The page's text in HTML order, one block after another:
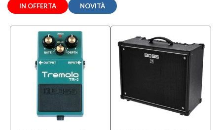
(65)
| Altavilla
Vicentina
Mezzanota
| Bassano
del Grappa
| Valdagno
IN OFFERTA NOVITÀ